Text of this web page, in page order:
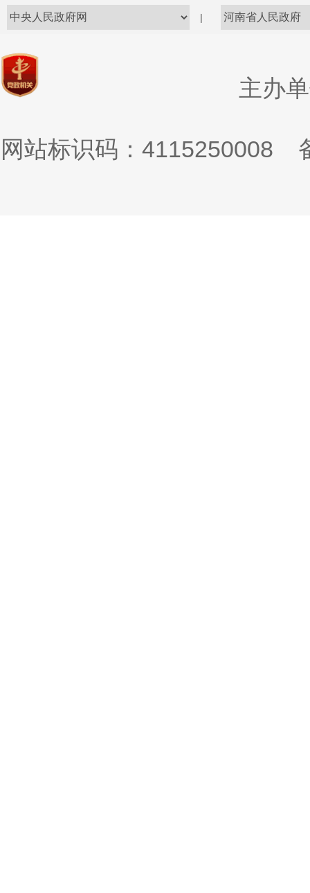
|
主办
网站标识码：4115250008